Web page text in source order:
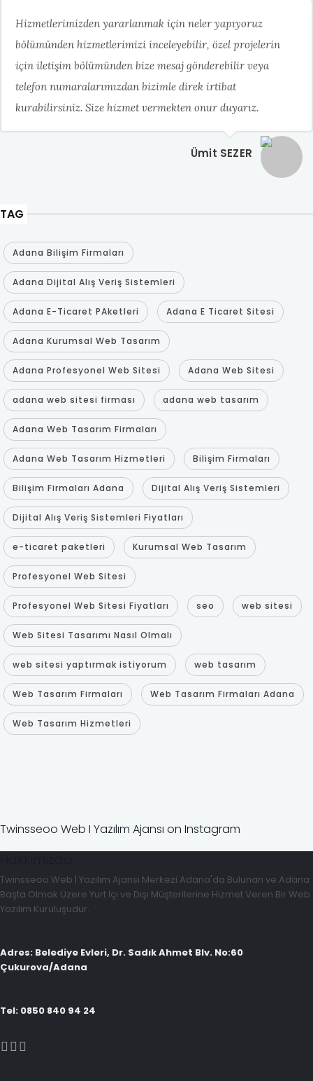
Hizmetlerimizden yararlanmak için neler yapıyoruz
bölümünden hizmetlerimizi inceleyebilir, özel projelerin
için iletişim bölümünden bize mesaj gönderebilir veya
telefon numaralarımızdan bizimle direk irtibat
kurabilirsiniz. Size hizmet vermekten onur duyarız.
Ümit SEZER
TAG
Adana Bilişim Firmaları
Adana Dijital Alış Veriş Sistemleri
Adana E-Ticaret PAketleri Adana E Ticaret Sitesi
Adana Kurumsal Web Tasarım
Adana Profesyonel Web Sitesi Adana Web Sitesi
adana web sitesi firması adana web tasarım
Adana Web Tasarım Firmaları
Adana Web Tasarım Hizmetleri Bilişim Firmaları
Bilişim Firmaları Adana Dijital Alış Veriş Sistemleri
Dijital Alış Veriş Sistemleri Fiyatları
e-ticaret paketleri Kurumsal Web Tasarım
Profesyonel Web Sitesi
Profesyonel Web Sitesi Fiyatları seo web sitesi
Web Sitesi Tasarımı Nasıl Olmalı
web sitesi yaptırmak istiyorum web tasarım
Web Tasarım Firmaları Web Tasarım Firmaları Adana
Web Tasarım Hizmetleri
Twinsseoo Web I Yazılım Ajansı on Instagram
Twinsseoo Web | Yazılım Ajansı Merkezi Adana'da Bulunan ve Adana
Başta Olmak Üzere Yurt İçi ve Dışı Müşterilerine Hizmet Veren Bir Web
Yazılım Kuruluşudur.
Adres: Belediye Evleri, Dr. Sadık Ahmet Blv. No:60
Çukurova/Adana
Tel: 0850 840 94 24